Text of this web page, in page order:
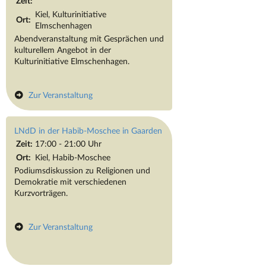
Ort:
Kiel, Kulturinitiative
Elmschenhagen
Abendveranstaltung mit Gesprächen und
kulturellem Angebot in der
Kulturinitiative Elmschenhagen.
Zur Veranstaltung
LNdD in der Habib-Moschee in Gaarden
Zeit: 17:00 - 21:00 Uhr
Ort: Kiel, Habib-Moschee
Podiumsdiskussion zu Religionen und
Demokratie mit verschiedenen
Kurzvorträgen.
Zur Veranstaltung